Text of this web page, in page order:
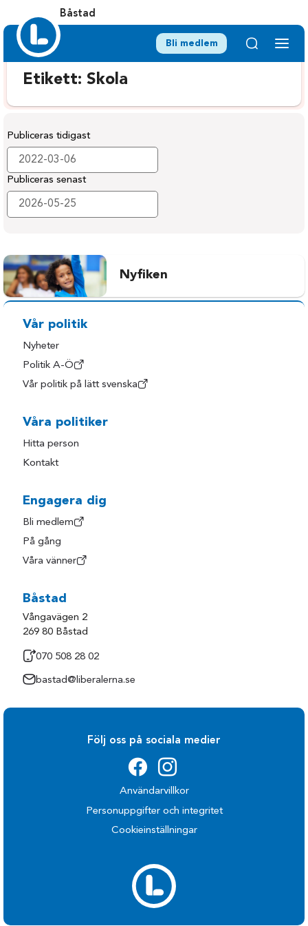
Båstad
Bli medlem
Etikett:Skola
Publiceras tidigast
Publiceras senast
Nyfiken
Vår politik
Nyheter
Politik A-Ö
Vår politik på lätt svenska
Våra politiker
Hitta person
Kontakt
Engagera dig
Bli medlem
På gång
Våra vänner
Båstad
Vångavägen 2
269 80 Båstad
070 508 28 02
bastad@liberalerna.se
Följ oss på sociala medier
Användarvillkor
Personuppgifter och integritet
Cookieinställningar